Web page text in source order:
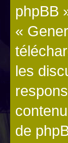
phpBB
«
les
de